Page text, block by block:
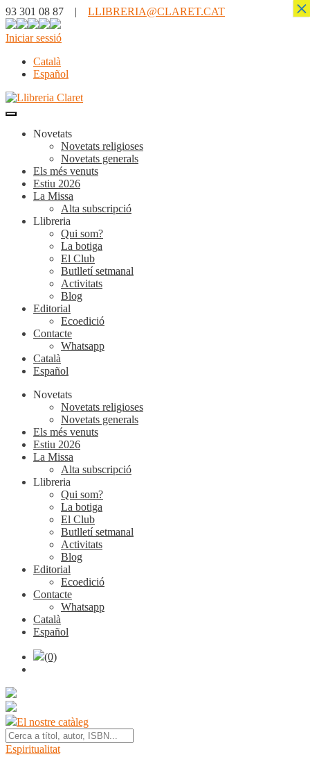
93 301 08 87 | LLIBRERIA@CLARET.CAT
Iniciar sessió
Català
Español
Novetats
Novetats religioses
Novetats generals
Els més venuts
Estiu 2026
La Missa
Alta subscripció
Llibreria
Qui som?
La botiga
El Club
Butlletí setmanal
Activitats
Blog
Editorial
Ecoedició
Contacte
Whatsapp
Català
Español
Novetats
Novetats religioses
Novetats generals
Els més venuts
Estiu 2026
La Missa
Alta subscripció
Llibreria
Qui som?
La botiga
El Club
Butlletí setmanal
Activitats
Blog
Editorial
Ecoedició
Contacte
Whatsapp
Català
Español
(0)
El nostre catàleg
Espiritualitat
×